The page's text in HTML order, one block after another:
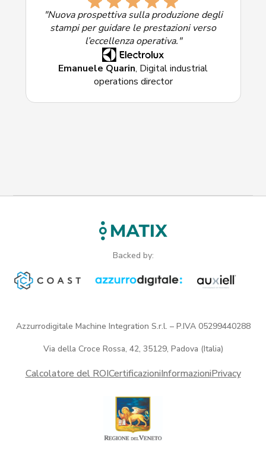
"Nuova prospettiva sulla produzione degli
stampi per guidare le prestazioni verso
l’eccellenza operativa."
Emanuele Quarin, Digital industrial
operations director
Backed by:
Azzurrodigitale Machine Integration S.r.l. – P.IVA 05299440288
Via della Croce Rossa, 42, 35129, Padova (Italia)
Calcolatore del ROICertificazioniInformazioniPrivacy